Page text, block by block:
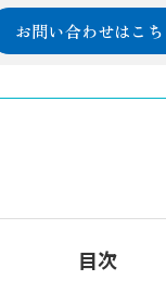
お問い合わせはこち
目次